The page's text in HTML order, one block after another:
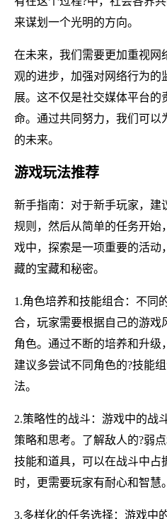
来谋划一个光明的方向。
在未来，我们需要更加重视网
观的进步，加强对网络行为的
展。这不仅是社交媒体平台
命。通过共同努力，我们可以
的未来。
游戏玩法推荐
新手指南：对于新手玩家，建
规则，然后从简单的任务开始
戏中，探索是一项重要的活动
藏的宝藏和秘密。
1.角色培养和技能组合：不同
合，玩家需要根据自己的游戏
角色。通过不断的培养和升级
建议多尝试不同角色的?技能
法。
2.策略性的战斗：游戏中的战
策略和思考。了解敌人的?弱
技能和道具，可以在战斗中占
时，更需要玩家有耐心和智慧。
3.多样化的任务选择：游戏中